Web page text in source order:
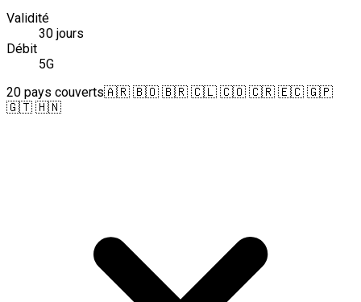
Validité
30 jours
Débit
5G
20 pays couverts🇦🇷 🇧🇴 🇧🇷 🇨🇱 🇨🇴 🇨🇷 🇪🇨 🇬🇵
🇬🇹 🇭🇳